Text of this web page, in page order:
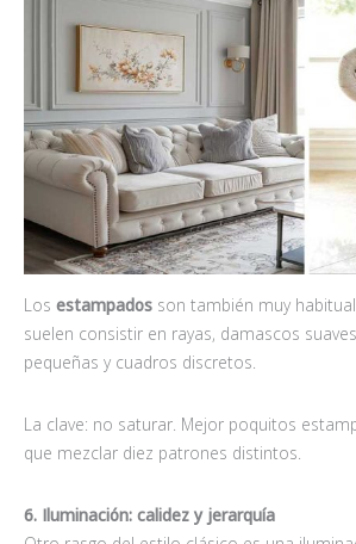
Los estampados son también muy
suelen consistir en rayas, damascos
pequeñas y cuadros discretos.
La clave: no saturar. Mejor poquitos
que mezclar diez patrones distintos.
6. Iluminación: calidez y jerarquía